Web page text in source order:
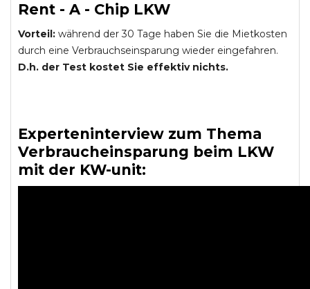
Rent - A - Chip LKW
Vorteil: während der 30 Tage haben Sie die Mietkosten
durch eine Verbrauchseinsparung wieder eingefahren.
D.h. der Test kostet Sie effektiv nichts.
Experteninterview zum Thema
Verbraucheinsparung beim LKW
mit der KW-unit: